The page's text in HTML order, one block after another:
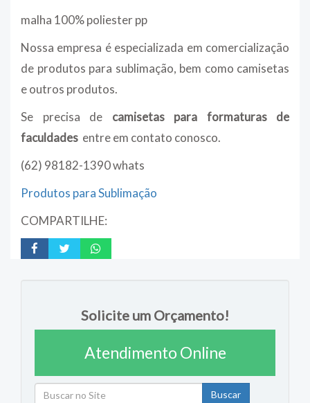
malha 100% poliester pp
Nossa empresa é especializada em comercialização
de produtos para sublimação, bem como camisetas
e outros produtos.
Se precisa de camisetas para formaturas de
faculdades entre em contato conosco.
(62) 98182-1390 whats
Produtos para Sublimação
COMPARTILHE:
Solicite um Orçamento!
Atendimento Online
Buscar